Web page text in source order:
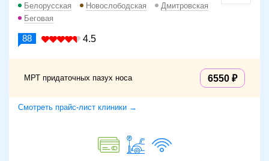
Белорусская
Новослободская
Дмитровская
Беговая
88 4.5
МРТ придаточных пазух носа 6550
Смотреть прайс-лист клиники →